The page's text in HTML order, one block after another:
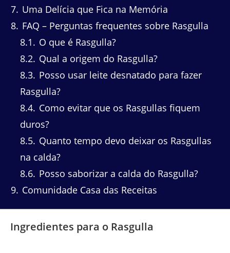
7 Uma Delícia que Fica na Memória
8 FAQ – Perguntas frequentes sobre Rasgulla
8.1
O que é Rasgulla?
8.2 Qual a origem do Rasgulla?
8.3 Posso usar leite desnatado para fazer
Rasgulla?
8.4 Como evitar que os Rasgullas fiquem
duros?
8.5 Quanto tempo devo deixar os Rasgullas
na calda?
8.6 Posso saborizar a calda do Rasgulla?
9 Comunidade Casa das Receitas
Ingredientes para o Rasgulla